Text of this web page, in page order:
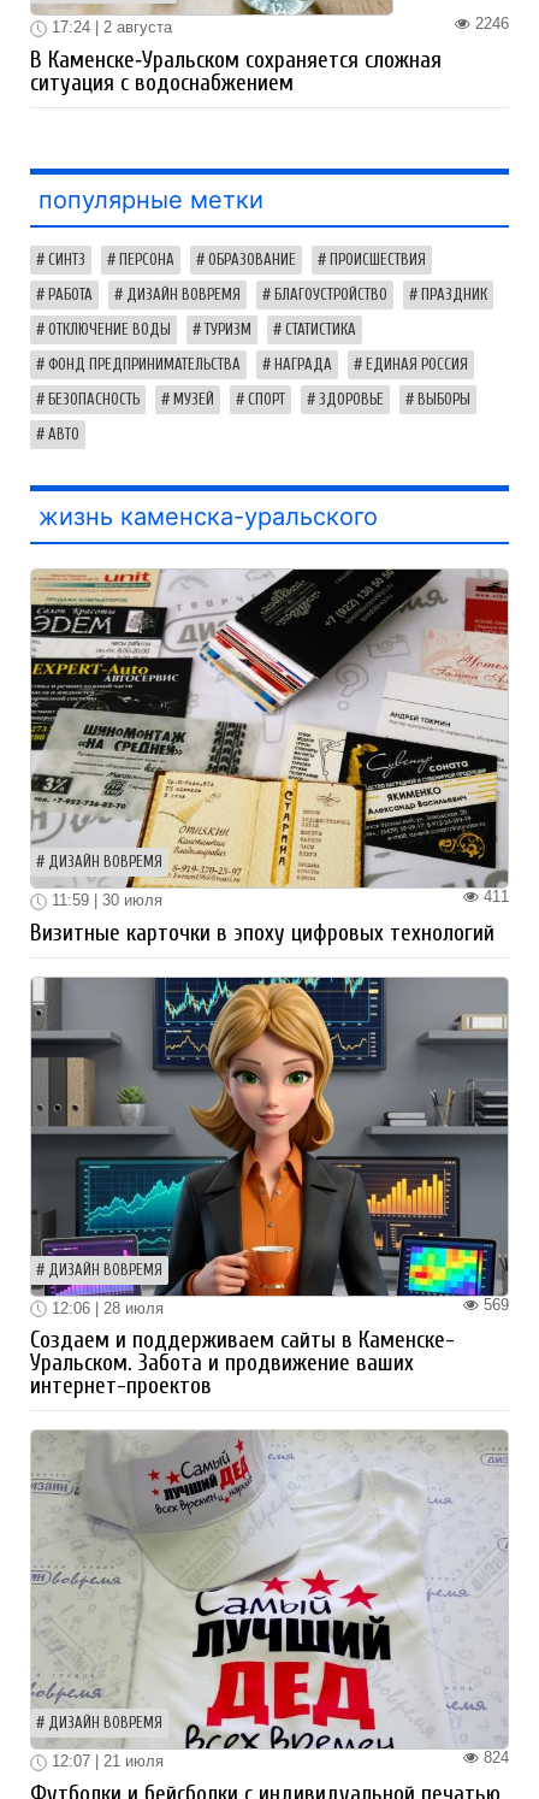
2246
17:24 | 2 августа
В Каменске‑Уральском сохраняется сложная
ситуация с водоснабжением
популярные метки
СИНТЗ ПЕРСОНА ОБРАЗОВАНИЕ ПРОИСШЕСТВИЯ
РАБОТА ДИЗАЙН ВОВРЕМЯ БЛАГОУСТРОЙСТВО ПРАЗДНИК
ОТКЛЮЧЕНИЕ ВОДЫ ТУРИЗМ СТАТИСТИКА
ФОНД ПРЕДПРИНИМАТЕЛЬСТВА НАГРАДА ЕДИНАЯ РОССИЯ
БЕЗОПАСНОСТЬ МУЗЕЙ СПОРТ ЗДОРОВЬЕ ВЫБОРЫ
АВТО
жизнь каменска-уральского
ДИЗАЙН ВОВРЕМЯ
411
11:59 | 30 июля
Визитные карточки в эпоху цифровых технологий
ДИЗАЙН ВОВРЕМЯ
569
12:06 | 28 июля
Создаем и поддерживаем сайты в Каменске-
Уральском. Забота и продвижение ваших
интернет-проектов
ДИЗАЙН ВОВРЕМЯ
824
12:07 | 21 июля